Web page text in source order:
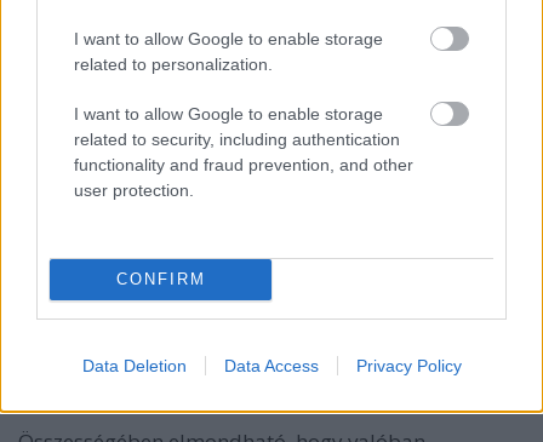
I want to allow Google to enable storage
related to personalization.
I want to allow Google to enable storage
related to security, including authentication
functionality and fraud prevention, and other
user protection.
CONFIRM
Data Deletion Data Access Privacy Policy